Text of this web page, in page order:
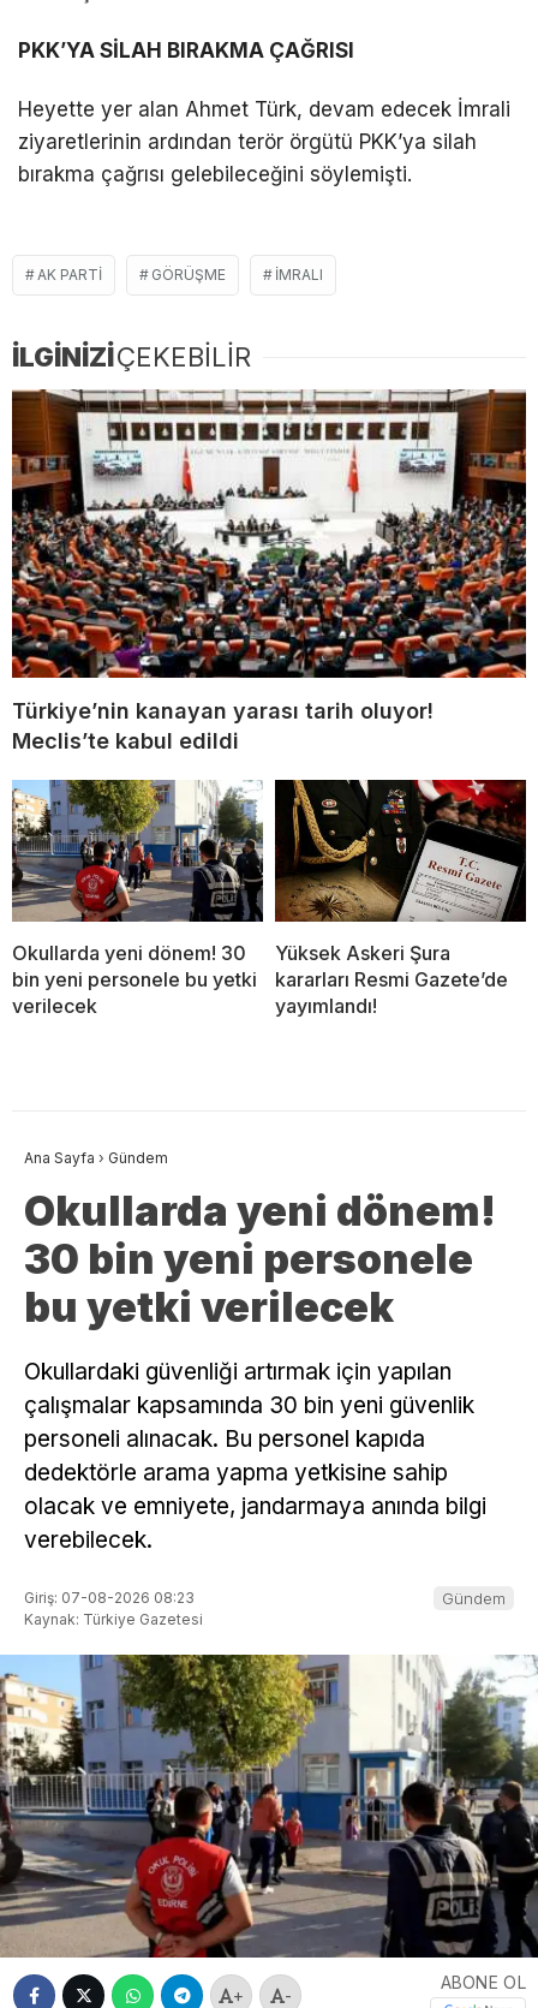
PKK’YA SİLAH BIRAKMA ÇAĞRISI
Heyette yer alan Ahmet Türk, devam edecek İmrali
ziyaretlerinin ardından terör örgütü PKK’ya silah
bırakma çağrısı gelebileceğini söylemişti.
AK PARTI GÖRÜŞME IMRALI
İLGİNİZİÇEKEBİLİR
Türkiye’nin kanayan yarası tarih oluyor!
Meclis’te kabul edildi
Okullarda yeni dönem! 30
bin yeni personele bu yetki
verilecek
Yüksek Askeri Şura
kararları Resmi Gazete’de
yayımlandı!
Ana Sayfa › Gündem
Okullarda yeni dönem!
30 bin yeni personele
bu yetki verilecek
Okullardaki güvenliği artırmak için yapılan
çalışmalar kapsamında 30 bin yeni güvenlik
personeli alınacak. Bu personel kapıda
dedektörle arama yapma yetkisine sahip
olacak ve emniyete, jandarmaya anında bilgi
verebilecek.
Giriş: 07-08-2026 08:23
Kaynak: Türkiye Gazetesi
Gündem
+ -
ABONE OL